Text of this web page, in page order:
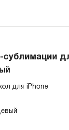
сублимации
для iPhone